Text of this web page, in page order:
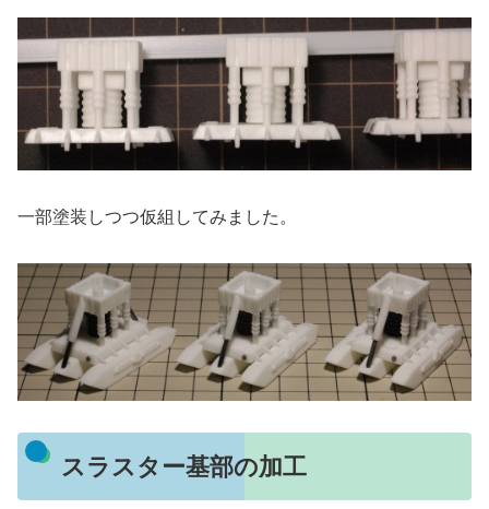
一部塗装しつつ仮組してみました。
スラスター基部の加工